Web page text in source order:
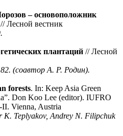
– основоположник
// Лесной вестник
плантаций // Лесной
(соавтор А. Р. Родин).
forests. In: Keep Asia Green
Don Koo Lee (editor). IUFRO
Vienna, Austria
K. Teplyakov, Andrey N. Filipchuk